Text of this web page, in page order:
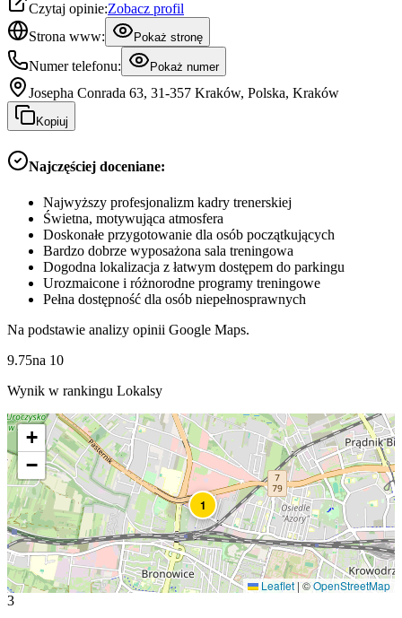
Czytaj opinie:Zobacz profil
Strona www:
Pokaż stronę
Numer telefonu: Pokaż numer
Josepha Conrada 63, 31-357 Kraków, Polska, Kraków
Kopiuj
Najczęściej doceniane:
Najwyższy profesjonalizm kadry trenerskiej
Świetna, motywująca atmosfera
Doskonałe przygotowanie dla osób początkujących
Bardzo dobrze wyposażona sala treningowa
Dogodna lokalizacja z łatwym dostępem do parkingu
Urozmaicone i różnorodne programy treningowe
Pełna dostępność dla osób niepełnosprawnych
Na podstawie analizy opinii Google Maps.
9.75na 10
Wynik w rankingu Lokalsy
1
+
−
Leaflet|©OpenStreetMap
3